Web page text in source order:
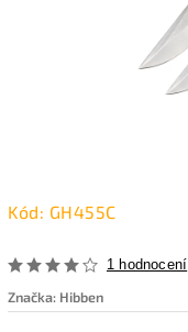
Kód: GH455C
1 hodnocení
Značka: Hibben